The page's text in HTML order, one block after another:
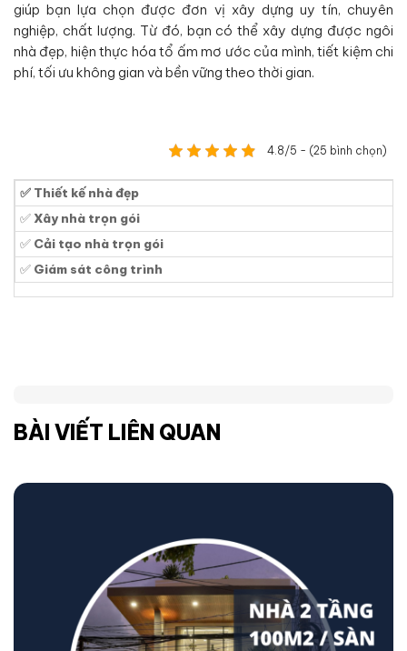
giúp bạn lựa chọn được đơn vị xây dựng uy tín, chuyên
nghiệp, chất lượng. Từ đó, bạn có thể xây dựng được ngôi
nhà đẹp, hiện thực hóa tổ ấm mơ ước của mình, tiết kiệm chi
phí, tối ưu không gian và bền vững theo thời gian.
4.8/5 - (25 bình chọn)
✅ Thiết kế nhà đẹp
✅ Xây nhà trọn gói
✅ Cải tạo nhà trọn gói
✅ Giám sát công trình
BÀI VIẾT LIÊN QUAN